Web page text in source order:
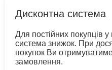
Дисконтна система
Для постійних покупців
система знижок. При
покупок Ви
замовлення.